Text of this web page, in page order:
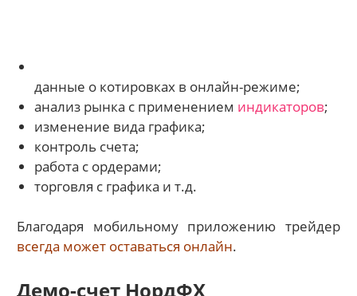
данные о котировках в онлайн-режиме;
анализ рынка с применением индикаторов;
изменение вида графика;
контроль счета;
работа с ордерами;
торговля с графика и т.д.
Благодаря мобильному приложению трейдер
всегда может оставаться онлайн.
Демо-счет НордФХ